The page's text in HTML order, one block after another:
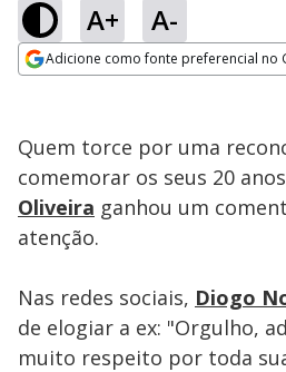
A+ A-
Adicione como fonte preferencial no
Ativar
100.00%
Quem torce por uma
comemorar os seus 20
Oliveira ganhou um
atenção.
Nas redes sociais, Diogo
de elogiar a ex: "Orgulho,
muito respeito por toda